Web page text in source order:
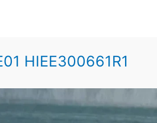
HIEE300661R1